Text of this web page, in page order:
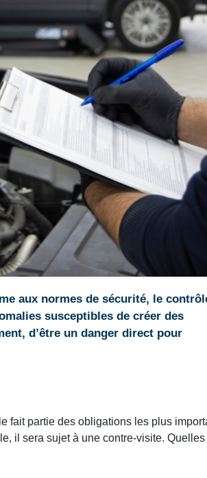
aux normes de sécurité, le
susceptibles de créer des
d’être un danger direct pour
fait partie des obligations les plus
il sera sujet à une contre-visite.